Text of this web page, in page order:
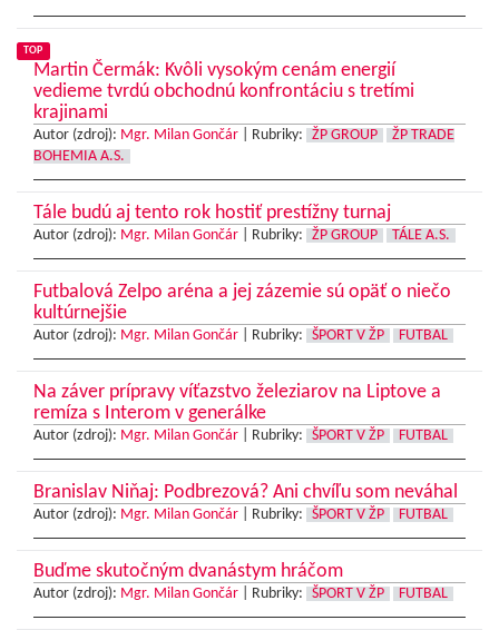
TOP
Martin Čermák: Kvôli vysokým cenám energií
vedieme tvrdú obchodnú konfrontáciu s tretími
krajinami
Autor (zdroj): Mgr. Milan Gončár Rubriky: ŽP GROUP
ŽP TRADE
BOHEMIA A.S.
Tále budú aj tento rok hostiť prestížny turnaj
Autor (zdroj): Mgr. Milan Gončár Rubriky: ŽP GROUP TÁLE A.S.
Futbalová Zelpo aréna a jej zázemie sú opäť o niečo
kultúrnejšie
Autor (zdroj): Mgr. Milan Gončár Rubriky: ŠPORT V ŽP FUTBAL
Na záver prípravy víťazstvo železiarov na Liptove a
remíza s Interom v generálke
Autor (zdroj): Mgr. Milan Gončár Rubriky: ŠPORT V ŽP FUTBAL
Branislav Niňaj: Podbrezová? Ani chvíľu som neváhal
Autor (zdroj): Mgr. Milan Gončár Rubriky: ŠPORT V ŽP FUTBAL
Buďme skutočným dvanástym hráčom
Autor (zdroj): Mgr. Milan Gončár Rubriky: ŠPORT V ŽP FUTBAL